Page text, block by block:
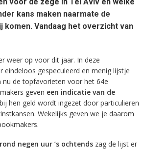
kans maken naarmate de
komen. Vandaag het overzicht van
weer op voor dit jaar. In deze
eindeloos gespeculeerd en menig lijstje
nu de topfavorieten voor het 64e
geven een indicatie van de
hen geld wordt ingezet door particulieren
Wekelijks geven we je daarom
rond negen uur ’s ochtendszag de lijst er